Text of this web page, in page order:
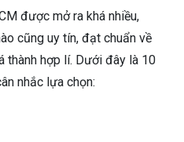
được mở ra khá nhiều,
cũng uy tín, đạt chuẩn về
thành hợp lí. Dưới đây là 10
nhắc lựa chọn: